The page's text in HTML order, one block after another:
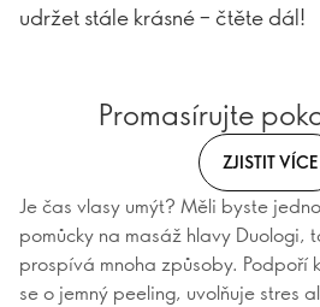
udržet stále krásné – čtěte dál!
Promasírujte
ZJISTIT VÍCE
Je čas vlasy umýt? Měli byste
pomůcky na masáž hlavy Duologi,
prospívá mnoha způsoby. Podpoří
se o jemný peeling, uvolňuje stres